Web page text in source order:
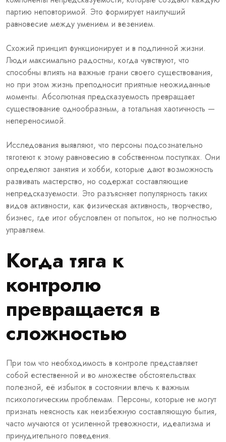
партию неповторимой. Это формирует наилучший
равновесие между умением и везением.
Схожий принцип функционирует и в подлинной жизни.
Люди максимально радостны, когда чувствуют, что
способны влиять на важные грани своего существования,
но при этом жизнь преподносит приятные неожиданные
моменты. Абсолютная предсказуемость превращает
существование однообразным, а тотальная хаотичность —
непереносимой.
Исследования выявляют, что персоны подсознательно
тяготеют к этому равновесию в собственном поступках. Они
определяют занятия и хобби, которые дают возможность
развивать мастерство, но содержат составляющие
непредсказуемости. Это разъясняет популярность таких
видов активности, как физическая активность, творчество,
бизнес, где итог обусловлен от попыток, но не полностью
управляем.
Когда тяга к
контролю
превращается в
сложностью
При том что необходимость в контроле представляет
собой естественной и во множестве обстоятельствах
полезной, её избыток в состоянии влечь к важным
психологическим проблемам. Персоны, которые не могут
признать неясность как неизбежную составляющую бытия,
часто мучаются от усиленной тревожности, идеализма и
принудительного поведения.